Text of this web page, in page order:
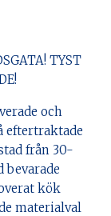
TYST
och
eftertraktade
från 30-
bevarade
kök
materialval